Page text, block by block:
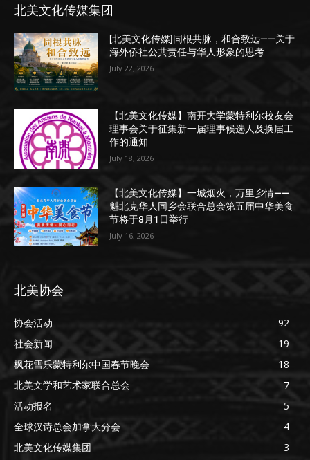
北美文化传媒集团
[北美文化传媒]同根共脉，和合致远——关于
海外侨社公共责任与华人形象的思考
July 22, 2026
【北美文化传媒】南开大学蒙特利尔校友会
理事会关于征集新一届理事候选人及换届工
作的通知
July 18, 2026
【北美文化传媒】一城烟火，万里乡情——
魁北克华人同乡会联合总会第五届中华美食
节将于8月1日举行
July 16, 2026
北美协会
协会活动
92
社会新闻
19
枫花雪乐蒙特利尔中国春节晚会
18
北美文学和艺术家联合总会
7
活动报名
5
全球汉诗总会加拿大分会
4
北美文化传媒集团
3